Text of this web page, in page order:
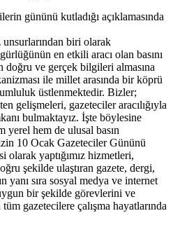
gününü kutladığı açıklamasında
biri olarak
en etkili aracı olan basını
doğru ve gerçek bilgileri almasına
ile millet arasında bir köprü
üstlenmektedir. Bizler;
gelişmeleri, gazeteciler aracılığıyla
bulmaktayız. İşte böylesine
yerel hem de ulusal basın
10 Ocak Gazeteciler Gününü
yaptığımız hizmetleri,
şekilde ulaştıran gazete, dergi,
yanı sıra sosyal medya ve internet
bir şekilde görevlerini ve
gazetecilere çalışma hayatlarında